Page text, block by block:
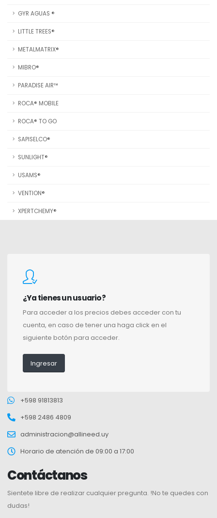
GYR AGUAS ®
LITTLE TREES®
METALMATRIX®
MIBRO®
PARADISE AIR™
ROCA® MOBILE
ROCA® TO GO
SAPISELCO®
SUNLIGHT®
USAMS®
VENTION®
XPERTCHEMY®
¿Ya tienes un usuario?
Para acceder a los precios debes acceder con tu
cuenta, en caso de tener una haga click en el
siguiente botón para acceder.
Ingresar
+598 91813813
+598 2486 4809
administracion@allineed.uy
Horario de atención de 09:00 a 17:00
Contáctanos
Sientete libre de realizar cualquier pregunta. !No te quedes con
dudas!